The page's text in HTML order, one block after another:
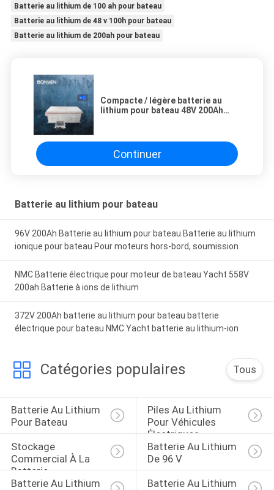
Batterie au lithium de 100 ah pour bateau
Batterie au lithium de 48 v 100h pour bateau
Batterie au lithium de 200ah pour bateau
Compacte / légère batterie au
lithium pour bateau 48V 200Ah
robuste
Continuer
Batterie au lithium pour bateau
96V 200Ah Batterie au lithium pour bateau Batterie au lithium
ionique pour bateau Pour moteurs hors-bord, soumission
NMC Batterie électrique pour moteur de bateau Yacht 558V
200ah Batterie à ions de lithium
372V 200Ah batterie au lithium pour bateau batterie
électrique pour bateau NMC Yacht batterie au lithium-ion
Catégories populaires Tous
Batterie Au Lithium
Pour Bateau
Piles Au Lithium
Pour Véhicules
Électriques
Stockage
Commercial À La
Batterie
Batterie Au Lithium
De 96 V
Batterie Au Lithium
Batterie Au Lithium